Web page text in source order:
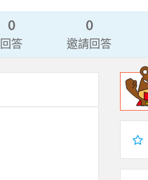
0
回答
0
邀請回答